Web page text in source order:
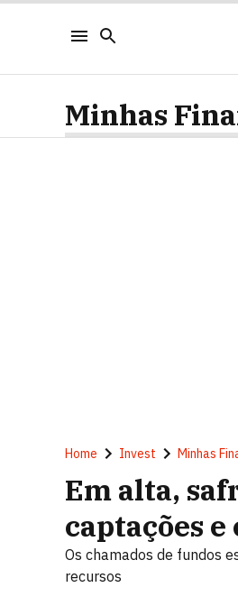
Minhas
Home Invest Minhas
Em alta,
captações
Os chamados de fundos
recursos